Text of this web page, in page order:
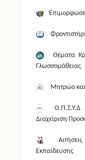
Θέματα
Γλωσσομάθειας
Μητρώο
Ο.Π.Σ.Υ.Δ
Διαχείριση
Εκπαίδευσης